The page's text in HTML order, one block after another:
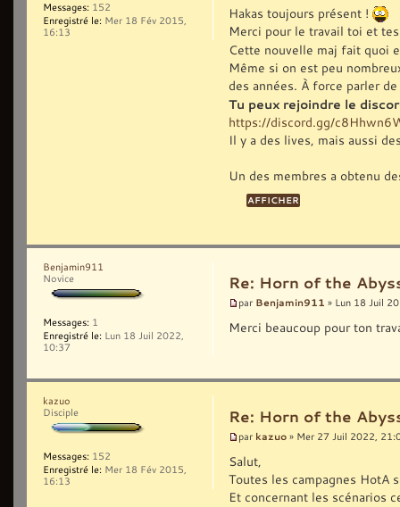
Hakas toujours présent !
Merci pour le travail toi et
Cette nouvelle maj fait quoi
Même si on est peu
des années. À force parler
Tu peux rejoindre le
https://discord.gg/
Il y a des lives, mais aussi
Un des membres a obtenu
Messages: 152
Enregistré le: Mer 18 Fév 2015,
16:13
Re: Horn of the
par Benjamin911 » Lun 18 Juil
Merci beaucoup pour ton
Benjamin911
Novice
Messages: 1
Enregistré le: Lun 18 Juil 2022,
10:37
Re: Horn of the
par kazuo » Mer 27 Juil 2022,
Salut,
Toutes les campagnes HotA
Et concernant les scénarios
kazuo
Disciple
Messages: 152
Enregistré le: Mer 18 Fév 2015,
16:13